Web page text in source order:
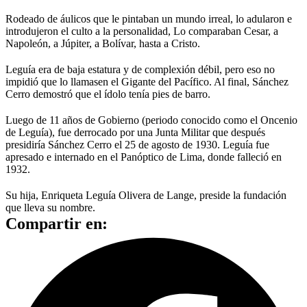
Rodeado de áulicos que le pintaban un mundo irreal, lo adularon e
introdujeron el culto a la personalidad, Lo comparaban Cesar, a
Napoleón, a Júpiter, a Bolívar, hasta a Cristo.
Leguía era de baja estatura y de complexión débil, pero eso no
impidió que lo llamasen el Gigante del Pacífico. Al final, Sánchez
Cerro demostró que el ídolo tenía pies de barro.
Luego de 11 años de Gobierno (periodo conocido como el Oncenio
de Leguía), fue derrocado por una Junta Militar que después
presidiría Sánchez Cerro el 25 de agosto de 1930. Leguía fue
apresado e internado en el Panóptico de Lima, donde falleció en
1932.
Su hija, Enriqueta Leguía Olivera de Lange, preside la fundación
que lleva su nombre.
Compartir en: